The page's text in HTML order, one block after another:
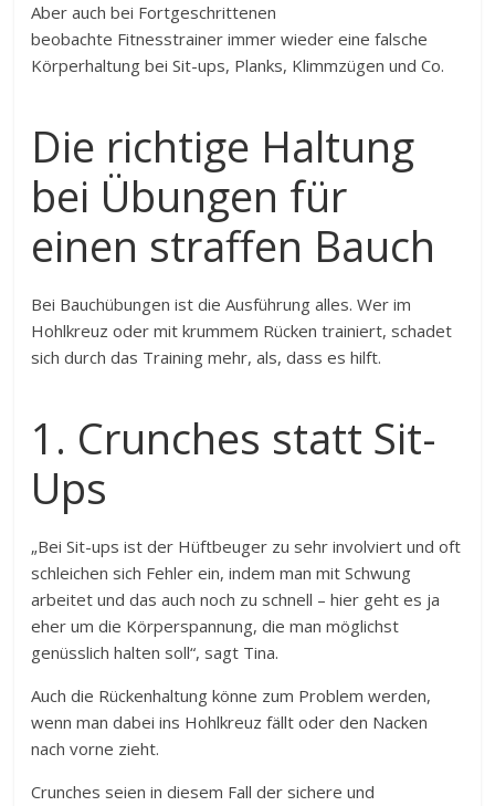
Aber auch bei Fortgeschrittenen
beobachte Fitnesstrainer immer wieder eine falsche
Körperhaltung bei Sit-ups, Planks, Klimmzügen und Co.
Die richtige Haltung
bei Übungen für
einen straffen Bauch
Bei Bauchübungen ist die Ausführung alles. Wer im
Hohlkreuz oder mit krummem Rücken trainiert, schadet
sich durch das Training mehr, als, dass es hilft.
1. Crunches statt Sit-
Ups
„Bei Sit-ups ist der Hüftbeuger zu sehr involviert und oft
schleichen sich Fehler ein, indem man mit Schwung
arbeitet und das auch noch zu schnell – hier geht es ja
eher um die Körperspannung, die man möglichst
genüsslich halten soll“, sagt Tina.
Auch die Rückenhaltung könne zum Problem werden,
wenn man dabei ins Hohlkreuz fällt oder den Nacken
nach vorne zieht.
Crunches seien in diesem Fall der sichere und